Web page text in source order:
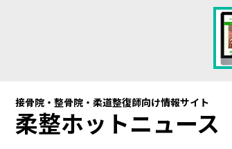
接骨院・整骨院・柔道整復師向け情報サイト
柔整ホットニュース